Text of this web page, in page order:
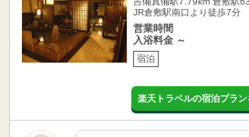
JR倉敷駅南口より徒歩7分
営業時間
入浴料金 ～
宿泊
楽天トラベルの宿泊プラン